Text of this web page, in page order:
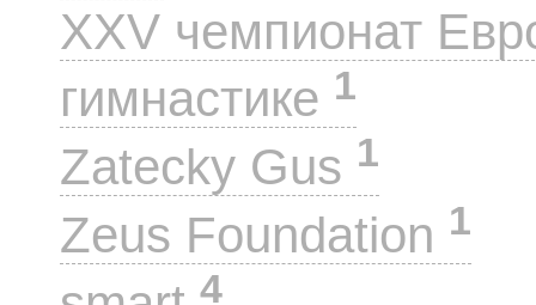
XXV чемпионат
гимнастике 1
Zatecky Gus 1
Zeus Foundation 1
4